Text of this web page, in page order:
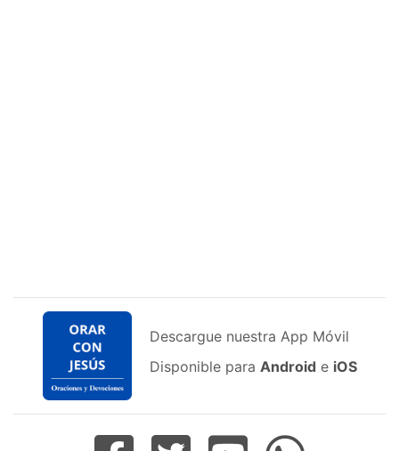
Descargue nuestra App Móvil
Disponible para Android e iOS